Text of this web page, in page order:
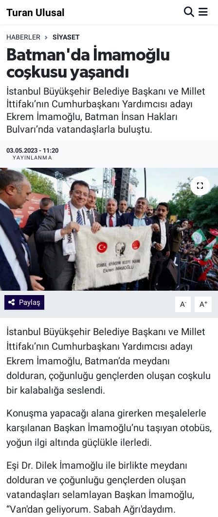
Turan Ulusal
HABERLER SİYASET
Batman'da İmamoğlu
coşkusu yaşandı
İstanbul Büyükşehir Belediye Başkanı ve Millet
İttifakı’nın Cumhurbaşkanı Yardımcısı adayı
Ekrem İmamoğlu, Batman İnsan Hakları
Bulvarı’nda vatandaşlarla buluştu.
03.05.2023 - 11:20
YAYINLANMA
Paylaş A- A+
İstanbul Büyükşehir Belediye Başkanı ve Millet
İttifakı’nın Cumhurbaşkanı Yardımcısı adayı
Ekrem İmamoğlu, Batman’da meydanı
dolduran, çoğunluğu gençlerden oluşan coşkulu
bir kalabalığa seslendi.
Konuşma yapacağı alana girerken meşalelerle
karşılanan Başkan İmamoğlu’nu taşıyan otobüs,
yoğun ilgi altında güçlükle ilerledi.
Eşi Dr. Dilek İmamoğlu ile birlikte meydanı
dolduran ve çoğunluğu gençlerden oluşan
vatandaşları selamlayan Başkan İmamoğlu,
“Van'dan geliyorum. Sabah Ağrı'daydım.